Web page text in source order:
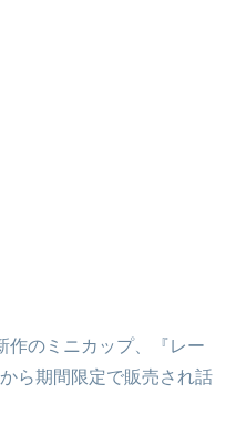
作のミニカップ、『レー
ら期間限定で販売され話